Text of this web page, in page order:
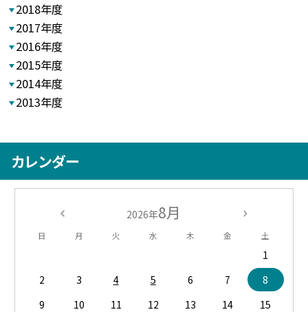
2018年度
2017年度
2016年度
2015年度
2014年度
2013年度
カレンダー
2026年8月
日 月 火 水 木 金 土
1
2
3 4 5 6 7
8
9
10 11 12 13 14
15